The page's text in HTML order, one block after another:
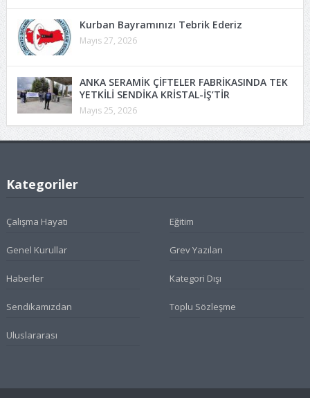
Kurban Bayramınızı Tebrik Ederiz
Mayıs 27, 2026
ANKA SERAMİK ÇİFTELER FABRİKASINDA TEK
YETKİLİ SENDİKA KRİSTAL-İŞ’TİR
Mayıs 25, 2026
Kategoriler
Çalışma Hayatı Eğitim
Genel Kurullar Grev Yazıları
Haberler Kategori Dışı
Sendikamızdan Toplu Sözleşme
Uluslararası